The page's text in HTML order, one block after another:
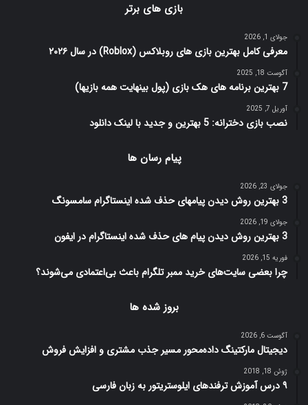
بازی های برتر
جولای 1, 2026
معرفی کامل بهترین بازی های روبلاکس (Roblox) در سال ۲۰۲۶
آگوست 18, 2025
7 بهترین برنامه های هک بازی (پول بینهایت همه بازیها)
آوریل 7, 2025
نصب بازی دخترانه: 5 بهترین و جدید با لینک دانلود
پیام رسان ها
جولای 23, 2026
3 بهترین روش دیدن پیامهای حذف شده اینستاگرام سامسونگ
جولای 19, 2026
3 بهترین روش دیدن پیام های حذف شده اینستاگرام در ایفون
فوریه 15, 2026
چرا بعضی سایت‌های خرید ممبر تلگرام باعث بی‌اعتمادی می‌شوند؟
بروز شده ها
آگوست 6, 2026
دیجیتال مارکتینگ داده‌محور مسیر جذب مشتری و افزایش فروش
ژوئن 18, 2018
۹ درس آموزش ترفندهای ایلوستریتور به زبان فارسی